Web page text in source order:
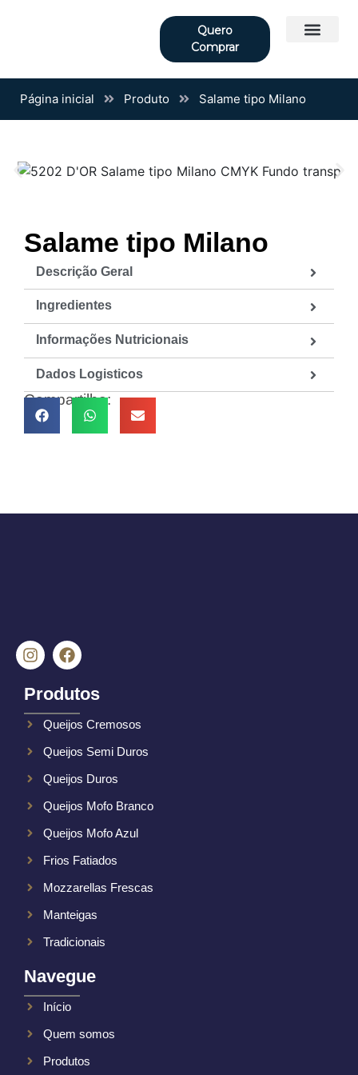
Quero
Comprar
Página inicial Produto Salame tipo Milano
Salame tipo Milano
Descrição Geral
Ingredientes
Informações Nutricionais
Dados Logisticos
Compartilhe:
Produtos
Queijos Cremosos
Queijos Semi Duros
Queijos Duros
Queijos Mofo Branco
Queijos Mofo Azul
Frios Fatiados
Mozzarellas Frescas
Manteigas
Tradicionais
Navegue
Início
Quem somos
Produtos